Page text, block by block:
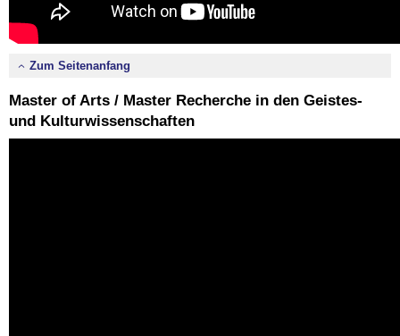
Zum Seitenanfang
Master of Arts / Master Recherche in den Geistes-
und Kulturwissenschaften